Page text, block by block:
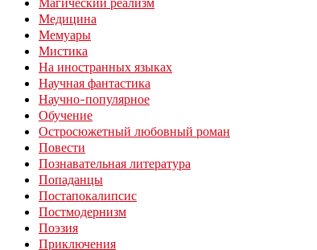
Медицина
Мемуары
Мистика
На иностранных языках
Научная фантастика
Научно-популярное
Обучение
Остросюжетный любовный роман
Повести
Познавательная литература
Попаданцы
Постапокалипсис
Постмодернизм
Поэзия
Приключения